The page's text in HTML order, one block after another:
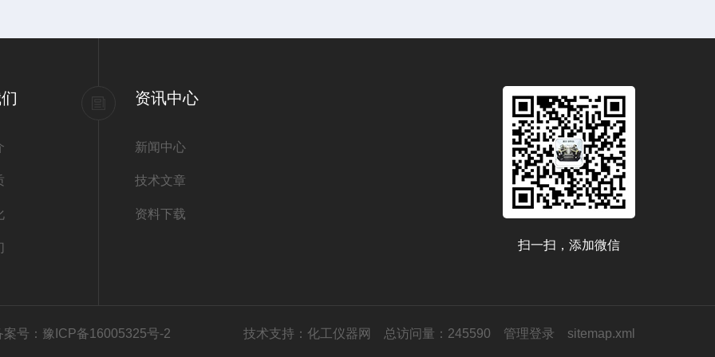
资讯中心
新闻中心
技术文章
资料下载
扫一扫，添加微信
案号：豫ICP备16005325号-2 技术支持： 化工仪器网 总访问量：245590 管理登录 sitemap.xml